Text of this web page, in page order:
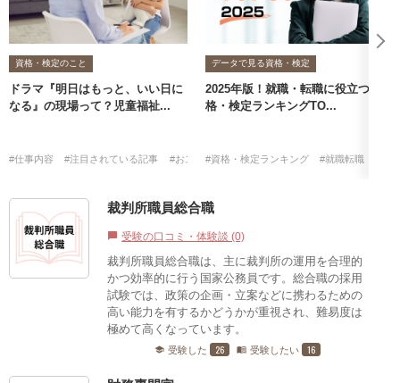
資格・検定のこと
ドラマ『明日はもっと、いい日に
なる』の現場って？児童福祉...
#仕事内容 #注目されている記事 #おススメ資格・検定
データで見る資格・検定
2025年版！就職・転職に役立つ資
格・検定ランキングTO...
#資格・検定ランキング #就職転職
裁判所職員総合職
chat_bubble 受験の口コミ・体験談 (0)
裁判所職員総合職は、主に裁判所の運用を合理的
かつ効率的に行う国家公務員です。総合職の採用
試験では、政策の企画・立案などに携わるための
高い能力を有するかどうかが重視され、難易度は
極めて高くなっています。
school 受験した 26 menu_book 受験したい 16